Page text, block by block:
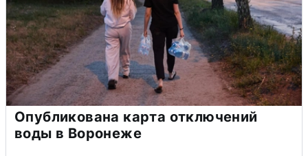
Опубликована карта отключений
воды в Воронеже